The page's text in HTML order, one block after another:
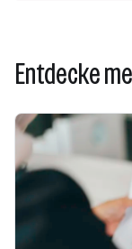
Entdecke